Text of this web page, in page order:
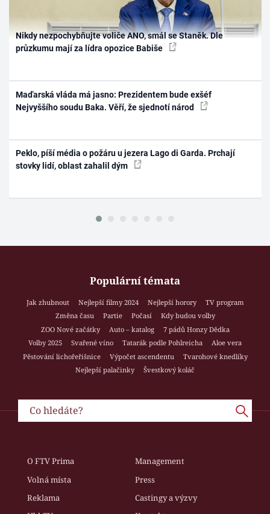
Nikdy nezpochybňujte voliče ANO, smál se Staněk. Dle
průzkumu mají za lídra opozice Babiše
Maďarská vláda má jasno: Prezidentem bude exšéf
Nejvyššího soudu Baka. Věří, že sjednotí národ
Peklo, píší média o požáru u jezera Lago di Garda. Prchají
stovky lidí, oblast zahalil dým
Populární témata
Jak zhubnout Nejlepší filmy 2024 Nejlepší horory
TV program
Změna času
Partie Počasí
Kdy budou volby
ZOO Nové začátky
Auto – katalog
7 pádů Honzy Dědka
Volby 2025
Svařené víno Tatarák podle Pohlreicha
Aloe vera
Pěstování lichořeřišnice
Výpočet ascendentu
Tvarohové knedlíky
Nejlepší palačinky
Švestkový koláč
O FTV Prima
Management
Volná místa
Press
Reklama
Castingy a výzvy